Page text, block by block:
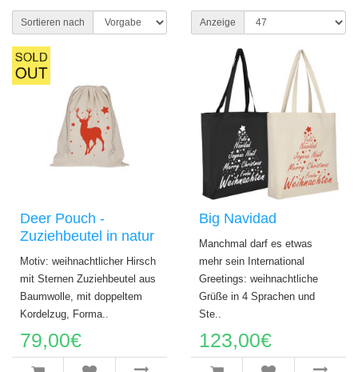
Sortieren nach Anzeige
Deer Pouch -
Zuziehbeutel in natur
Motiv: weihnachtlicher Hirsch
mit Sternen Zuziehbeutel aus
Baumwolle, mit doppeltem
Kordelzug, Forma..
79,00€
Big Navidad
Manchmal darf es etwas
mehr sein International
Greetings: weihnachtliche
Grüße in 4 Sprachen und
Ste..
123,00€